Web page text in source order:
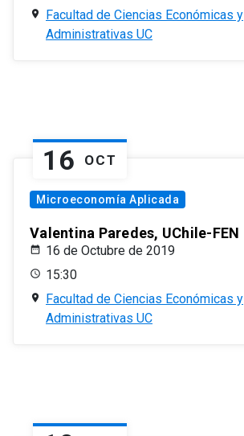
Facultad de Ciencias Económicas y
Administrativas UC
16 OCT
Microeconomía Aplicada
Valentina Paredes, UChile-FEN
16 de Octubre de 2019
15:30
Facultad de Ciencias Económicas y
Administrativas UC